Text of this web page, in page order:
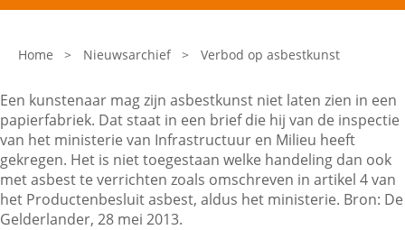
Laatste nieuws
Veelgestelde vragen
Contactgegevens
Home > Nieuwsarchief > Verbod op asbestkunst
Een kunstenaar mag zijn asbestkunst niet laten zien in een
papierfabriek. Dat staat in een brief die hij van de inspectie
van het ministerie van Infrastructuur en Milieu heeft
gekregen. Het is niet toegestaan welke handeling dan ook
met asbest te verrichten zoals omschreven in artikel 4 van
het Productenbesluit asbest, aldus het ministerie. Bron: De
Gelderlander, 28 mei 2013.